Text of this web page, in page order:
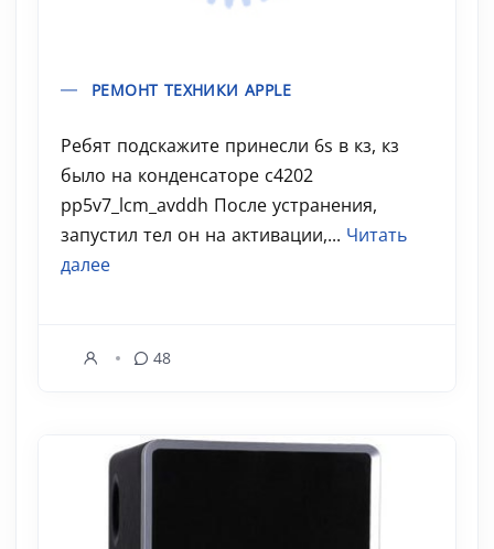
РЕМОНТ ТЕХНИКИ APPLE
Ребят подскажите принесли 6s в кз, кз
было на конденсаторе c4202
pp5v7_lcm_avddh После устранения,
запустил тел он на активации,... Читать
далее
48